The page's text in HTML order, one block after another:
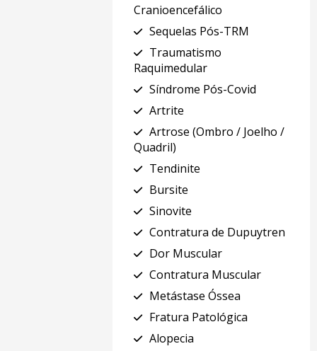
Cranioencefálico
Sequelas Pós-TRM
Traumatismo
Raquimedular
Síndrome Pós-Covid
Artrite
Artrose (Ombro / Joelho /
Quadril)
Tendinite
Bursite
Sinovite
Contratura de Dupuytren
Dor Muscular
Contratura Muscular
Metástase Óssea
Fratura Patológica
Alopecia